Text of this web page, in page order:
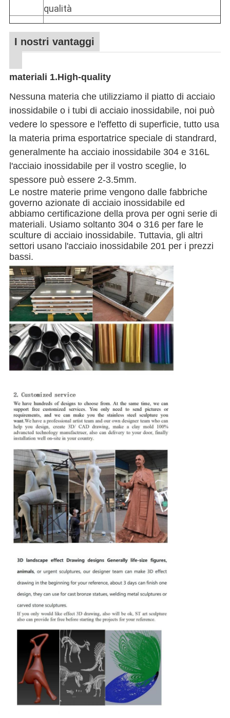
qualità
I nostri vantaggi
materiali 1.High-quality
Nessuna materia che utilizziamo il piatto di acciaio
inossidabile o i tubi di acciaio inossidabile, noi può
vedere lo spessore e l'effetto di superficie, tutto usa
la materia prima esportatrice speciale di standrard,
generalmente ha acciaio inossidabile 304 e 316L
l'acciaio inossidabile per il vostro sceglie, lo
spessore può essere 2-3.5mm.
Le nostre materie prime vengono dalle fabbriche
governo azionate di acciaio inossidabile ed
abbiamo certificazione della prova per ogni serie di
materiali. Usiamo soltanto 304 o 316 per fare le
sculture di acciaio inossidabile. Tuttavia, gli altri
settori usano l'acciaio inossidabile 201 per i prezzi
bassi.